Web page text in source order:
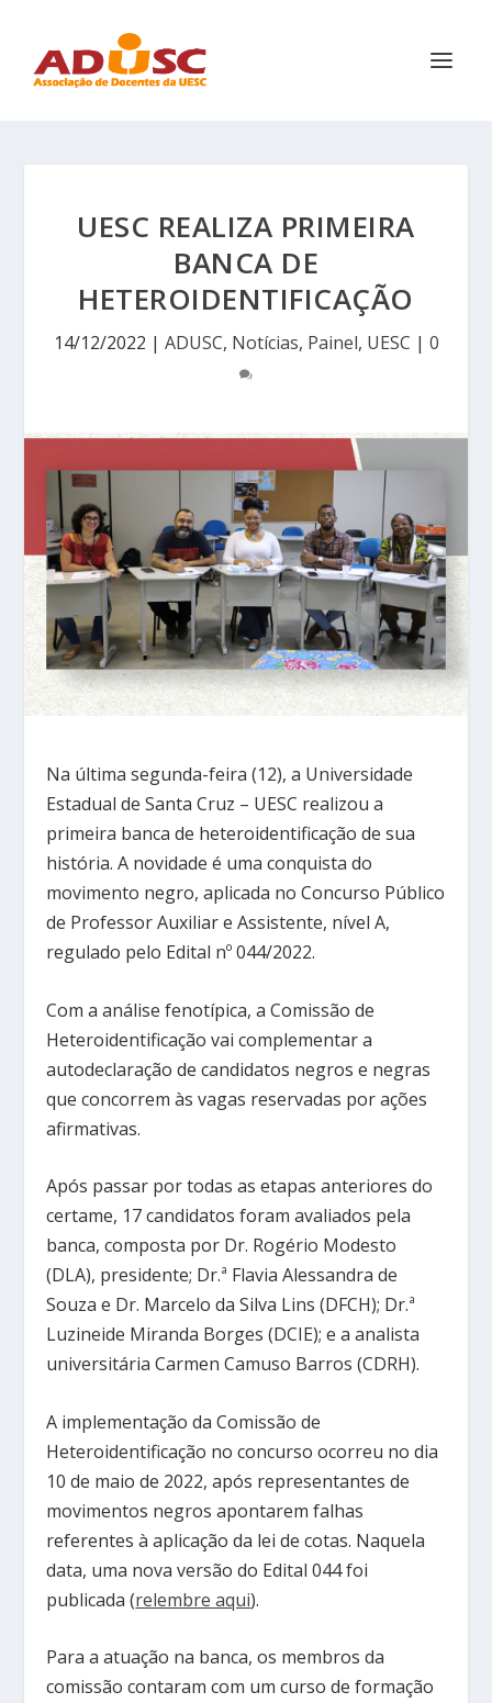
UESC REALIZA PRIMEIRA
BANCA DE
HETEROIDENTIFICAÇÃO
14/12/2022 | ADUSC, Notícias, Painel, UESC | 0
Na última segunda-feira (12), a Universidade
Estadual de Santa Cruz – UESC realizou a
primeira banca de heteroidentificação de sua
história. A novidade é uma conquista do
movimento negro, aplicada no Concurso Público
de Professor Auxiliar e Assistente, nível A,
regulado pelo Edital nº 044/2022.
Com a análise fenotípica, a Comissão de
Heteroidentificação vai complementar a
autodeclaração de candidatos negros e negras
que concorrem às vagas reservadas por ações
afirmativas.
Após passar por todas as etapas anteriores do
certame, 17 candidatos foram avaliados pela
banca, composta por Dr. Rogério Modesto
(DLA), presidente; Dr.ª Flavia Alessandra de
Souza e Dr. Marcelo da Silva Lins (DFCH); Dr.ª
Luzineide Miranda Borges (DCIE); e a analista
universitária Carmen Camuso Barros (CDRH).
A implementação da Comissão de
Heteroidentificação no concurso ocorreu no dia
10 de maio de 2022, após representantes de
movimentos negros apontarem falhas
referentes à aplicação da lei de cotas. Naquela
data, uma nova versão do Edital 044 foi
publicada (relembre aqui).
Para a atuação na banca, os membros da
comissão contaram com um curso de formação